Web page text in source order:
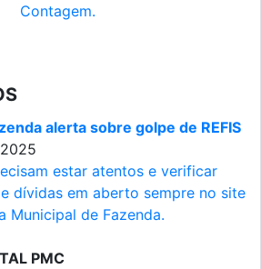
Contagem.
alerta sobre golpe de REFIS
estar atentos e verificar
dívidas em aberto sempre no site
Municipal de Fazenda.
PMC